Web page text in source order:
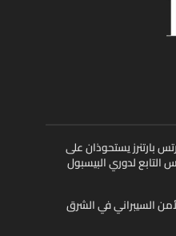
بارتنرز يستحوذان على
التابع لدوري البيسبول
السيبراني في الشرق